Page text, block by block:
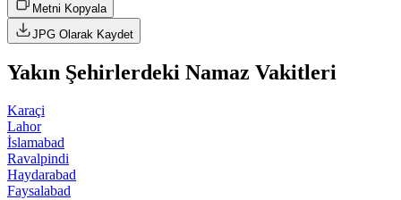
Metni Kopyala
JPG Olarak Kaydet
Yakın Şehirlerdeki Namaz Vakitleri
Karaçi
Lahor
İslamabad
Ravalpindi
Haydarabad
Faysalabad